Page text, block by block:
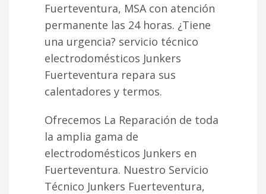
Fuerteventura, MSA con atención
permanente las 24 horas. ¿Tiene
una urgencia? servicio técnico
electrodomésticos Junkers
Fuerteventura repara sus
calentadores y termos.
Ofrecemos La Reparación de toda
la amplia gama de
electrodomésticos Junkers en
Fuerteventura. Nuestro Servicio
Técnico Junkers Fuerteventura,